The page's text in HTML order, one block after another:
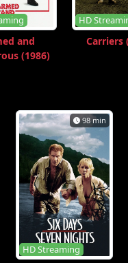
and
(1986)
HD
Carriers
98 min
HD Streaming